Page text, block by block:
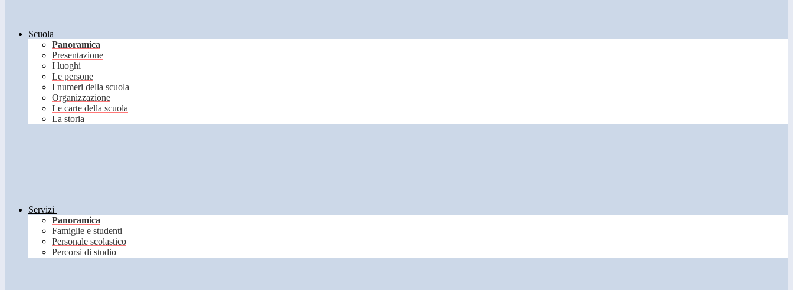
Scuola
Panoramica
Presentazione
I luoghi
Le persone
I numeri della scuola
Organizzazione
Le carte della scuola
La storia
Servizi
Panoramica
Famiglie e studenti
Personale scolastico
Percorsi di studio